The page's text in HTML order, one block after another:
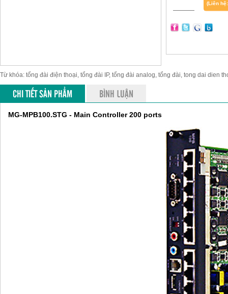
(Liên
Từ khóa: tổng đài điện thoại, tổng đài IP, tổng đài analog, tổng đài, tong dai dien
CHI TIẾT SẢN PHẨM BÌNH LUẬN
MG-MPB100.STG - Main Controller 200 ports